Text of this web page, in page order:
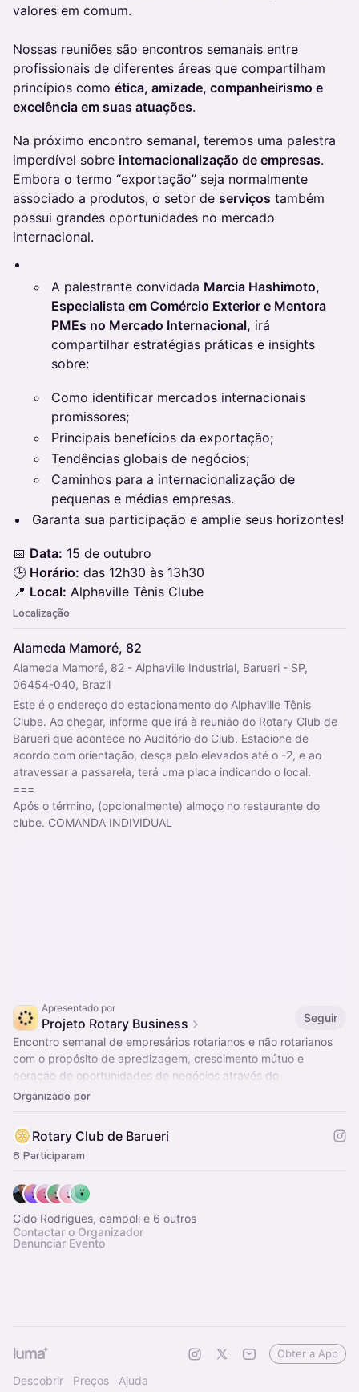
valores em comum.
Nossas reuniões são encontros semanais entre
profissionais de diferentes áreas que compartilham
princípios como ética, amizade, companheirismo e
excelência em suas atuações.
​Na próximo encontro semanal, teremos uma palestra
imperdível sobre internacionalização de empresas.
Embora o termo “exportação” seja normalmente
associado a produtos, o setor de serviços também
possui grandes oportunidades no mercado
internacional.
A palestrante convidada Marcia Hashimoto,
Especialista em Comércio Exterior e Mentora
PMEs no Mercado Internacional, irá
compartilhar estratégias práticas e insights
sobre:
Como identificar mercados internacionais
promissores;
Principais benefícios da exportação;
Tendências globais de negócios;
Caminhos para a internacionalização de
pequenas e médias empresas.
Garanta sua participação e amplie seus horizontes!
📅 Data: 15 de outubro
🕒 Horário: das 12h30 às 13h30
📍 Local: Alphaville Tênis Clube
Localização
Alameda Mamoré, 82
Alameda Mamoré, 82 - Alphaville Industrial, Barueri - SP,
06454-040, Brazil
Este é o endereço do estacionamento do Alphaville Tênis
Clube. Ao chegar, informe que irá à reunião do Rotary Club de
Barueri que acontece no Auditório do Club. Estacione de
acordo com orientação, desça pelo elevados até o -2, e ao
atravessar a passarela, terá uma placa indicando o local.
===
Após o término, (opcionalmente) almoço no restaurante do
clube. COMANDA INDIVIDUAL
Apresentado por
Projeto Rotary Business
Seguir
Encontro semanal de empresários rotarianos e não rotarianos
com o propósito de apredizagem, crescimento mútuo e
geração de oportunidades de negócios através do
ecossitesma de contados dos participantes.
Organizado por
Rotary Club de Barueri
8 Participaram
Cido Rodrigues, campoli e 6 outros
Contactar o Organizador
Denunciar Evento
Descobrir Preços Ajuda
Obter a App